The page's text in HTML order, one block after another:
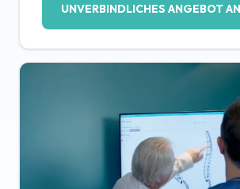
UNVERBINDLICHES ANGEBOT